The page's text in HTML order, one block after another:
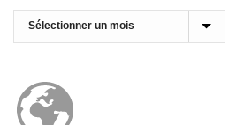
Archives